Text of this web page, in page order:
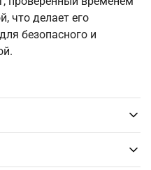
что делает его
безопасного и